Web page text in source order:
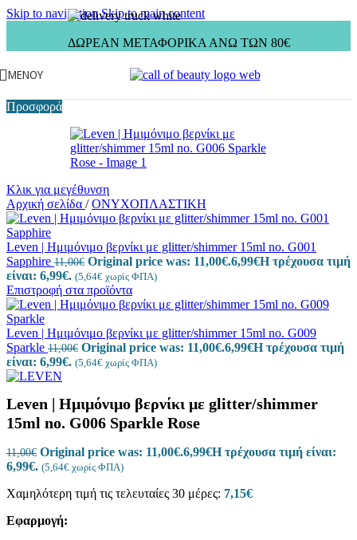
Skip to navigationSkip to main content
ΔΩΡΕΑΝ ΜΕΤΑΦΟΡΙΚΑ ΑΝΩ ΤΩΝ 80€
ΜΕΝΟΎ
Προσφορά
Κλικ για μεγέθυνση
Αρχική σελίδα / ΟΝΥΧΟΠΛΑΣΤΙΚΗ
Leven | Ημιμόνιμο βερνίκι με glitter/shimmer 15ml no. G001
Sapphire 11,00€ Original price was: 11,00€.6,99€Η τρέχουσα τιμή
είναι: 6,99€. (5,64€ χωρίς ΦΠΑ)
Επιστροφή στα προϊόντα
Leven | Ημιμόνιμο βερνίκι με glitter/shimmer 15ml no. G009
Sparkle 11,00€ Original price was: 11,00€.6,99€Η τρέχουσα τιμή
είναι: 6,99€. (5,64€ χωρίς ΦΠΑ)
Leven | Ημιμόνιμο βερνίκι με glitter/shimmer
15ml no. G006 Sparkle Rose
11,00€ Original price was: 11,00€.6,99€Η τρέχουσα τιμή είναι:
6,99€. (5,64€ χωρίς ΦΠΑ)
Χαμηλότερη τιμή τις τελευταίες 30 μέρες: 7,15€
Εφαρμογή: